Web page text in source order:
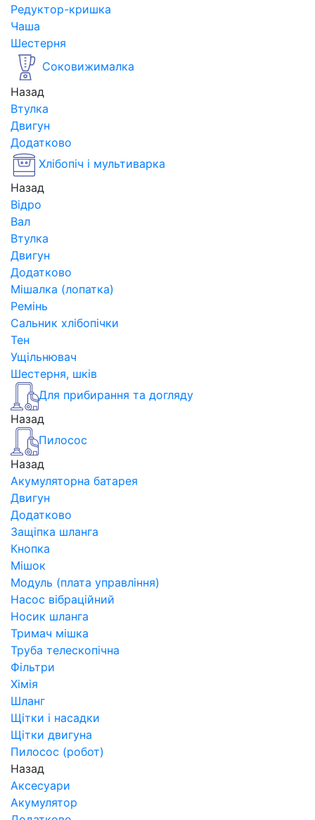
Редуктор-кришка
Чаша
Шестерня
Соковижималка
Назад
Втулка
Двигун
Додатково
Хлібопіч і мультиварка
Назад
Відро
Вал
Втулка
Двигун
Додатково
Мішалка (лопатка)
Ремінь
Сальник хлібопічки
Тен
Ущільнювач
Шестерня, шків
Для прибирання та догляду
Назад
Пилосос
Назад
Акумуляторна батарея
Двигун
Додатково
Защіпка шланга
Кнопка
Мішок
Модуль (плата управління)
Насос вібраційний
Носик шланга
Тримач мішка
Труба телескопічна
Фільтри
Хімія
Шланг
Щітки і насадки
Щітки двигуна
Пилосос (робот)
Назад
Аксесуари
Акумулятор